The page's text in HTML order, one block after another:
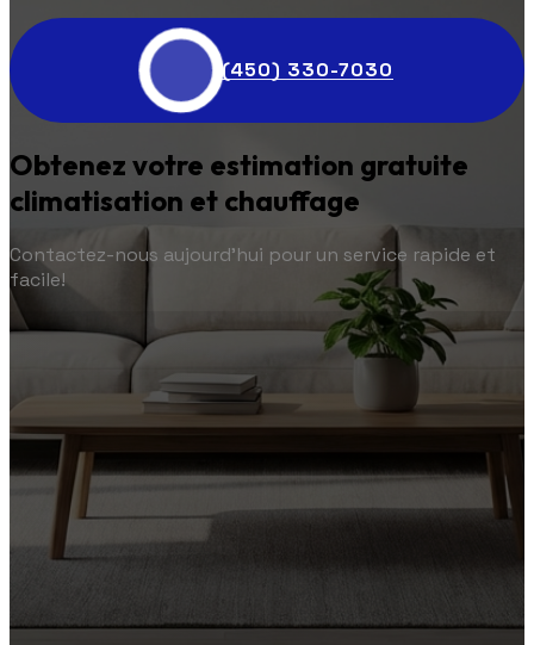
(450) 330-7030
Obtenez votre estimation gratuite
climatisation et chauffage
Contactez-nous aujourd'hui pour un service rapide et
facile!